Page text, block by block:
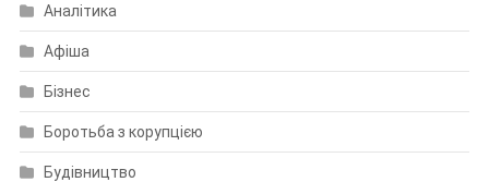
Аналітика
Афіша
Бізнес
Боротьба з корупцією
Будівництво